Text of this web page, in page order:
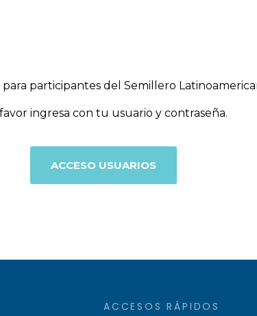
participantes del Semillero
ingresa con tu usuario y contraseña.
ACCESO USUARIOS
ACCESOS RÁPIDOS